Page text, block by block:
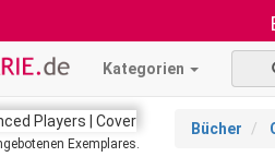
Kategorien
Exemplares.
Bücher